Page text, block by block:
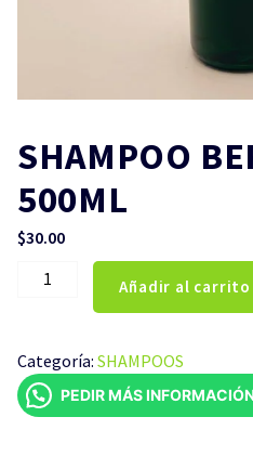
SHAMPOO
500ML
$30.00
SHAMPOO
cantidad
Añadir al carrito
Categoría: SHAMPOOS
PEDIR MÁS